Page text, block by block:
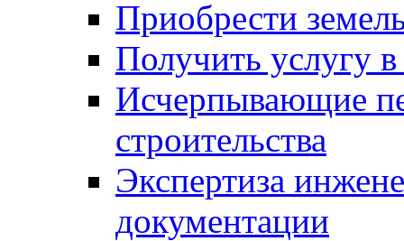
Приобрести
Получить услугу в
Исчерпывающие
строительства
Экспертиза
документации